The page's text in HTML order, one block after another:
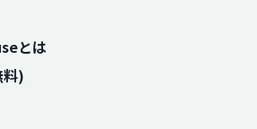
とは
料)